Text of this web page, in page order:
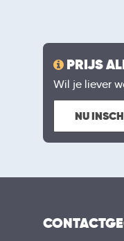
PRIJS
Wil je liever
NU